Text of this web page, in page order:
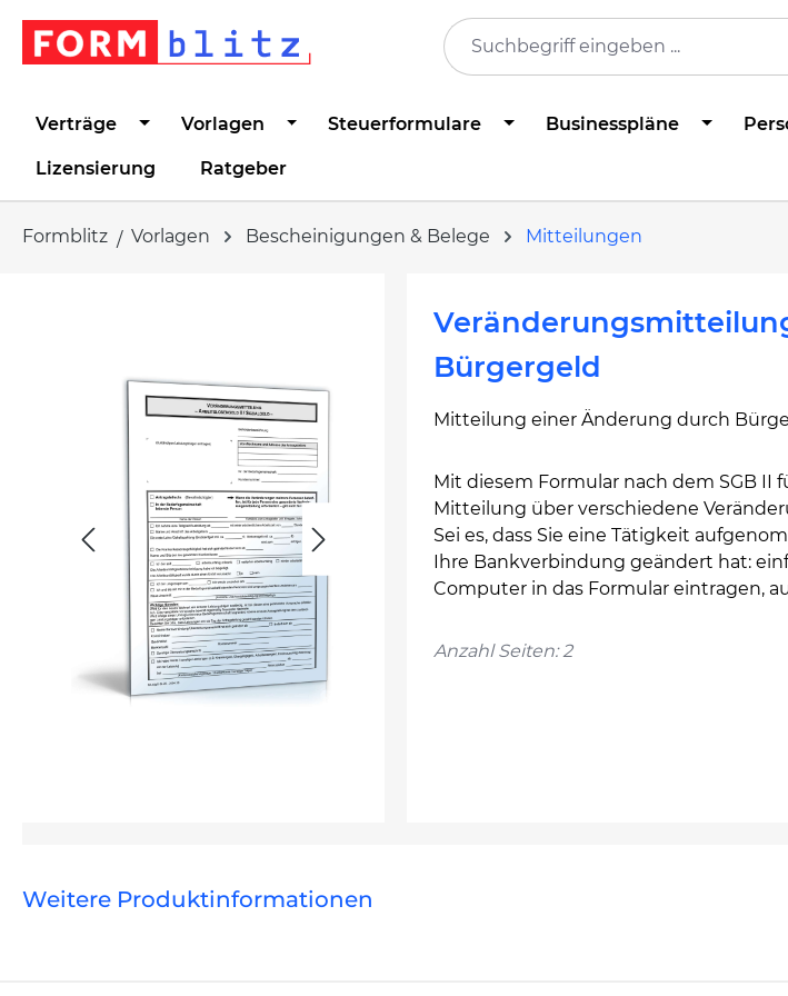
Zur Hauptnavigation springen
Verträge Vorlagen Steuerformulare Businesspläne
Lizensierung Ratgeber
Formblitz Vorlagen Bescheinigungen & Belege Mitteilungen
Bürgergeld
Mitteilung einer Änderung durch
Mit diesem Formular nach dem SGB II
Mitteilung über verschiedene
Sei es, dass Sie eine Tätigkeit
Ihre Bankverbindung geändert hat:
Computer in das Formular eintragen,
Anzahl Seiten: 2
Weitere Produktinformationen